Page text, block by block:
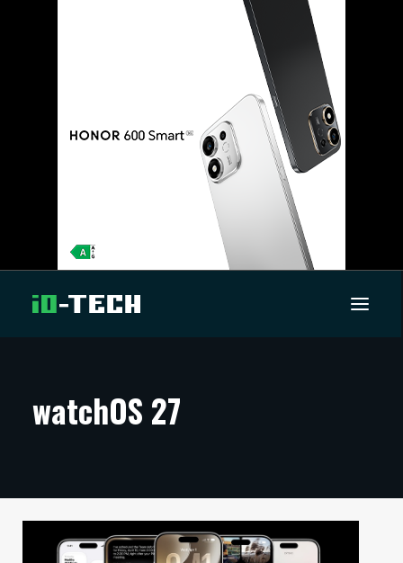
ARTIKKELIT
TECHBBS
watchOS 27